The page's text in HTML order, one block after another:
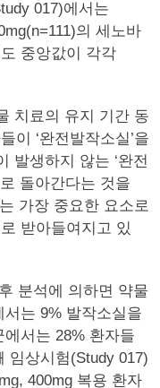
017)에서는
의 세노바
중앙값이 각각
치료의 유지 기간 동
이 ‘완전발작소실’을
발생하지 않는 ‘완전
돌아간다는 것을
가장 중요한 요소로
받아들여지고 있
분석에 의하면 약물
는 9% 발작소실을
서는 28% 환자들
임상시험(Study 017)
400mg 복용 환자